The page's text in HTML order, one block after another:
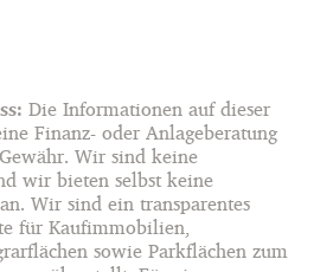
Die Informationen auf dieser
Finanz- oder Anlageberatung
Wir sind keine
wir bieten selbst keine
Wir sind ein transparentes
für Kaufimmobilien,
sowie Parkflächen zum